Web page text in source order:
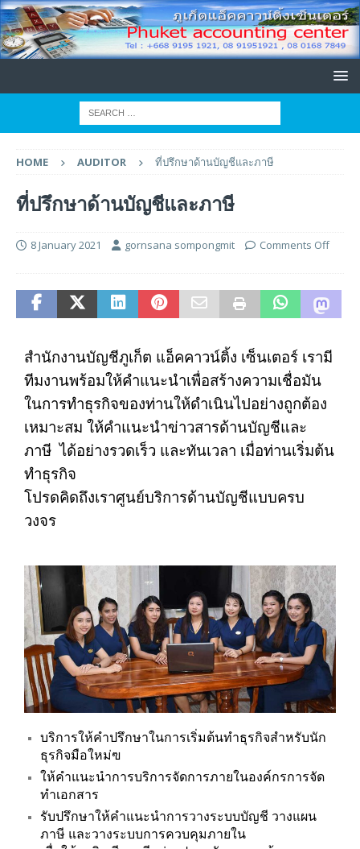
HOME AUDITOR ที่ปรึกษาด้านบัญชีและภาษี
ที่ปรึกษาด้านบัญชีและภาษี
8 January 2021 gornsana sompongmit Comments Off
สำนักงานบัญชีภูเก็ต แอ็คคาวน์ติ้ง เซ็นเตอร์ เรามี
ทีมงานพร้อมให้คำแนะนำเพื่อสร้างความเชื่อมัน
ในการทำธุรกิจของท่านให้ดำเนินไปอย่างถูกต้อง
เหมาะสม ให้คำแนะนำข่าวสารด้านบัญชีและ
ภาษี ได้อย่างรวดเร็ว และทันเวลา เมื่อท่านเริ่มต้น
ทำธุรกิจ
โปรดคิดถึงเราศูนย์บริการด้านบัญชีแบบครบ
วงจร
บริการให้คำปรึกษาในการเริ่มต้นทำธุรกิจสำหรับนัก
ธุรกิจมือใหม่ฃ
ให้คำแนะนำการบริการจัดการภายในองค์กรการจัด
ทำเอกสาร
รับปรึกษาให้คำแนะนำการวางระบบบัญชี วางแผน
ภาษี และวางระบบการควบคุมภายใน